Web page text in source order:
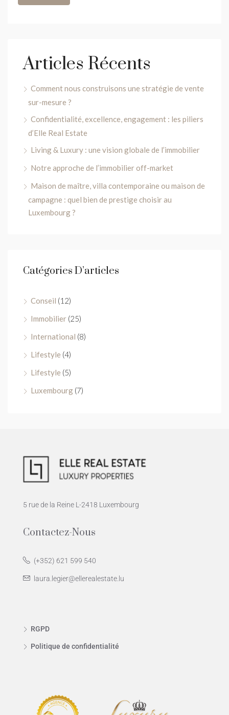
Articles Récents
Comment nous construisons une stratégie de vente
sur-mesure ?
Confidentialité, excellence, engagement : les piliers
d’Elle Real Estate
Living & Luxury : une vision globale de l’immobilier
Notre approche de l’immobilier off-market
Maison de maître, villa contemporaine ou maison de
campagne : quel bien de prestige choisir au
Luxembourg ?
Catégories D’articles
Conseil (12)
Immobilier (25)
International (8)
Lifestyle (4)
Lifestyle (5)
Luxembourg (7)
5 rue de la Reine L-2418 Luxembourg
Contactez-Nous
(+352) 621 599 540
laura.legier@ellerealestate.lu
RGPD
Politique de confidentialité